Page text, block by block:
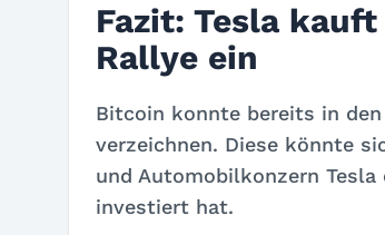
Fazit: Tesla
Rallye ein
Bitcoin konnte bereits in
verzeichnen. Diese könnte
und Automobilkonzern
investiert hat.